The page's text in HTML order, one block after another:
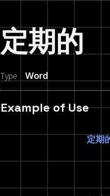
定期的
Type Word
Example of Use
定期